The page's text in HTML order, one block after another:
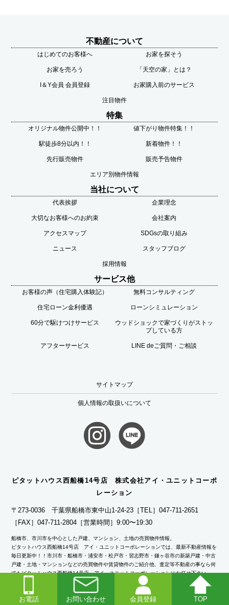
不動産について
はじめてのお客様へ お家を探そう
お家を売ろう 「天空の家」とは？
I＆Y会員 会員登録 お家購入前のサービス
注目物件
特集
オリジナル物件公開中！！ 値下がり物件特集！！
駅徒歩8分以内！！ 新着物件！！
先行販売物件 販売予告物件
エリア別物件情報
当社について
代表挨拶 企業理念
大切なお客様へのお約束 会社案内
アクセスマップ SDGsの取り組み
ニュース スタッフブログ
採用情報
サービス他
お客様の声（住宅購入体験記） 無料コンサルティング
住宅ローン金利優遇 ローンシミュレーション
60分で駆けつけサービス
ウッドショックで家づくりがストッ
プしている方
アフターサービス LINE deご質問・ご相談
サイトマップ
個人情報の取扱いについて
ピタットハウス西船橋14号店 株式会社アイ・ユニットコーポ
レーション
〒273-0036 千葉県船橋市東中山1-24-23 ［TEL］047-711-2651
［FAX］047-711-2804 ［営業時間］9:00〜19:30
船橋市、市川市を中心とした戸建、マンション、土地の売買物件情報。
ピタットハウス西船橋14号店 アイ・ユニットコーポレーションでは、最新不動産情報を
毎日更新中！！市川市・船橋市・浦安市・松戸市・習志野市・鎌ヶ谷市の新築戸建・中古
戸建・土地・マンションなどの売買物件や賃貸物件のご紹介他、査定等不動産の事なら何
でもピタットハウス西船橋14号店 アイ・ユニットコーポレーションにお任せ下さい。
ピタットハウスの加盟店は独立自営であり、各店舗の責任のもと運営をしております。
お電話 お問い合わせ 会員登録 TOP